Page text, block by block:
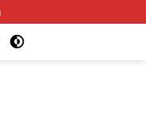
Kumpulkan Seluruh